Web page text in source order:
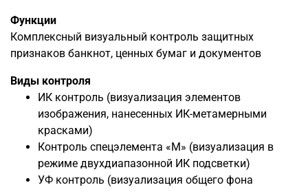
Функции
Комплексный визуальный контроль защитных
признаков банкнот, ценных бумаг и документов
Виды контроля
ИК контроль (визуализация элементов
изображения, нанесенных ИК-метамерными
красками)
Контроль спецэлемента «М» (визуализация в
режиме двухдиапазонной ИК подсветки)
УФ контроль (визуализация общего фона